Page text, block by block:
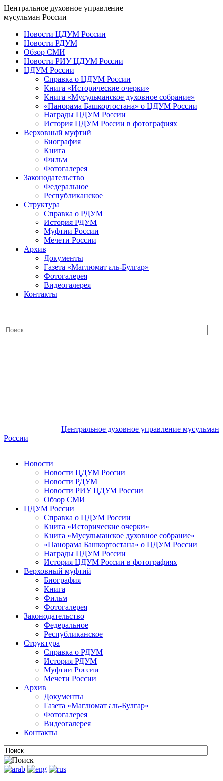
Центральное духовное управление
мусульман России
Новости ЦДУМ России
Новости РДУМ
Обзор СМИ
Новости РИУ ЦДУМ России
ЦДУМ России
Справка о ЦДУМ России
Книга «Исторические очерки»
Книга «Мусульманское духовное собрание»
«Панорама Башкортостана» о ЦДУМ России
Награды ЦДУМ России
История ЦДУМ России в фотографиях
Верховный муфтий
Биография
Книга
Фильм
Фотогалерея
Законодательство
Федеральное
Республиканское
Структура
Справка о РДУМ
История РДУМ
Муфтии России
Мечети России
Архив
Документы
Газета «Маглюмат аль-Булгар»
Фотогалерея
Видеогалерея
Контакты
Центральное духовное управление мусульман
России
Новости
Новости ЦДУМ России
Новости РДУМ
Новости РИУ ЦДУМ России
Обзор СМИ
ЦДУМ России
Справка о ЦДУМ России
Книга «Исторические очерки»
Книга «Мусульманское духовное собрание»
«Панорама Башкортостана» о ЦДУМ России
Награды ЦДУМ России
История ЦДУМ России в фотографиях
Верховный муфтий
Биография
Книга
Фильм
Фотогалерея
Законодательство
Федеральное
Республиканское
Структура
Справка о РДУМ
История РДУМ
Муфтии России
Мечети России
Архив
Документы
Газета «Маглюмат аль-Булгар»
Фотогалерея
Видеогалерея
Контакты